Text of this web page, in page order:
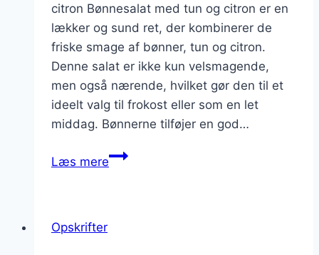
citron Bønnesalat med tun og citron er en
lækker og sund ret, der kombinerer de
friske smage af bønner, tun og citron.
Denne salat er ikke kun velsmagende,
men også nærende, hvilket gør den til et
ideelt valg til frokost eller som en let
middag. Bønnerne tilføjer en god…
Læs mereBønnesalat
Opskrifter